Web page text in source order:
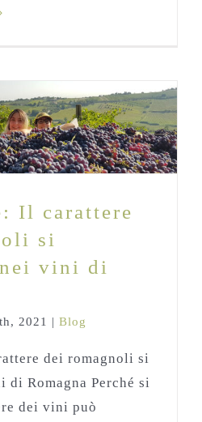
dei romagnoli
vini di Romagna
Il carattere
si
vini di
2021 | Blog
dei romagnoli si
Romagna Perché si
dei vini può